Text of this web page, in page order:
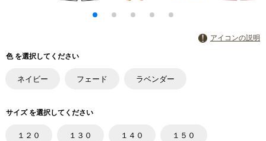
アイコンの説明
色 を選択してください
ネイビー フェード ラベンダー
サイズ を選択してください
１２０ １３０ １４０ １５０